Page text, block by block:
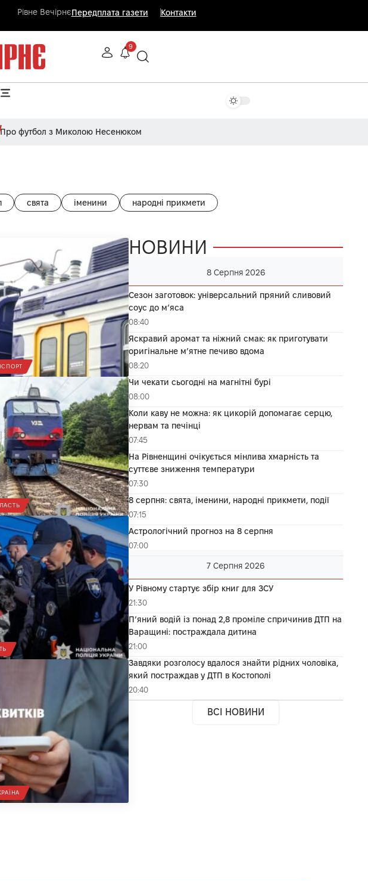
Рівне ВечірнєПередплата газети Контакти
9
Про футбол з Миколою Несенюком
свята іменини народні прикмети
НОВИНИ
8 Серпня 2026
Сезон заготовок: універсальний пряний сливовий
соус до мʼяса
08:40
Яскравий аромат та ніжний смак: як приготувати
оригінальне м’ятне печиво вдома
08:20
Чи чекати сьогодні на магнітні бурі
08:00
Коли каву не можна: як цикорій допомагає серцю,
нервам та печінці
07:45
На Рівненщині очікується мінлива хмарність та
суттєве зниження температури
07:30
8 серпня: свята, іменини, народні прикмети, події
07:15
Астрологічний прогноз на 8 серпня
07:00
7 Серпня 2026
У Рівному стартує збір книг для ЗСУ
21:30
П’яний водій із понад 2,8 проміле спричинив ДТП на
Варащині: постраждала дитина
21:00
Завдяки розголосу вдалося знайти рідних чоловіка,
який постраждав у ДТП в Костополі
20:40
ВСІ НОВИНИ